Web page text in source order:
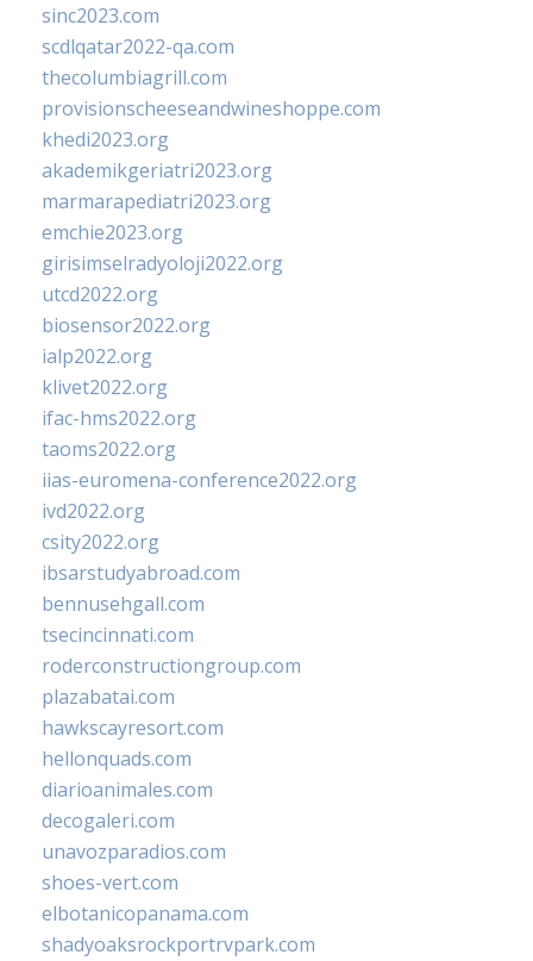
sinc2023.com
scdlqatar2022-qa.com
thecolumbiagrill.com
provisionscheeseandwineshoppe.com
khedi2023.org
akademikgeriatri2023.org
marmarapediatri2023.org
emchie2023.org
girisimselradyoloji2022.org
utcd2022.org
biosensor2022.org
ialp2022.org
klivet2022.org
ifac-hms2022.org
taoms2022.org
iias-euromena-conference2022.org
ivd2022.org
csity2022.org
ibsarstudyabroad.com
bennusehgall.com
tsecincinnati.com
roderconstructiongroup.com
plazabatai.com
hawkscayresort.com
hellonquads.com
diarioanimales.com
decogaleri.com
unavozparadios.com
shoes-vert.com
elbotanicopanama.com
shadyoaksrockportrvpark.com